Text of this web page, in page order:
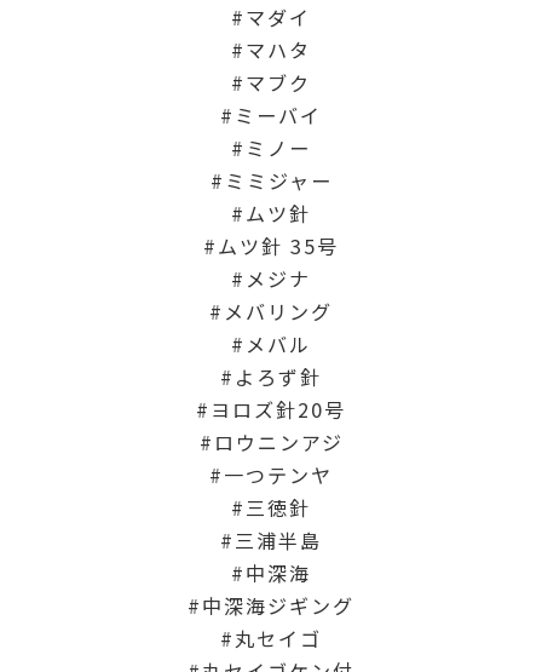
マダイ
マハタ
マブク
ミーバイ
ミノー
ミミジャー
ムツ針
ムツ針 35号
メジナ
メバリング
メバル
よろず針
ヨロズ針20号
ロウニンアジ
一つテンヤ
三徳針
三浦半島
中深海
中深海ジギング
丸セイゴ